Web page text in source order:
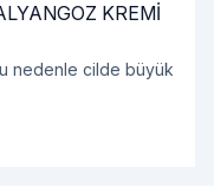
KREMİ
nedenle cilde büyük